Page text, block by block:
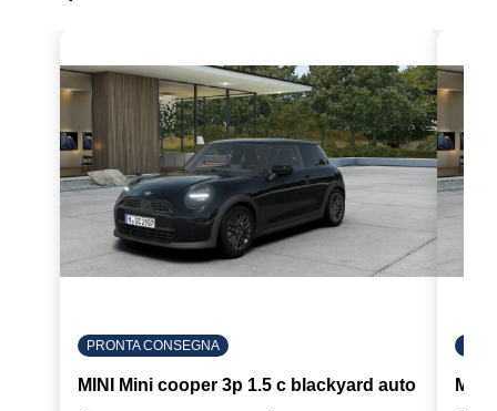
PRONTA CONSEGNA
MINI Mini cooper 3p 1.5 c blackyard auto